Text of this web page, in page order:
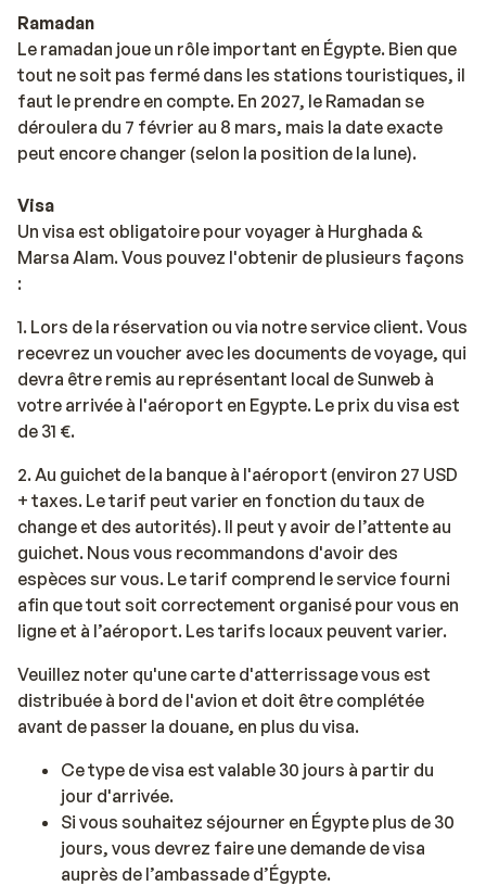
Ramadan
Le ramadan joue un rôle important en Égypte. Bien que
tout ne soit pas fermé dans les stations touristiques, il
faut le prendre en compte. En 2027, le Ramadan se
déroulera du 7 février au 8 mars, mais la date exacte
peut encore changer (selon la position de la lune).
Visa
Un visa est obligatoire pour voyager à Hurghada &
Marsa Alam. Vous pouvez l'obtenir de plusieurs façons
:
1. Lors de la réservation ou via notre service client. Vous
recevrez un voucher avec les documents de voyage, qui
devra être remis au représentant local de Sunweb à
votre arrivée à l'aéroport en Egypte. Le prix du visa est
de 31 €.
2. Au guichet de la banque à l'aéroport (environ 27 USD
+ taxes. Le tarif peut varier en fonction du taux de
change et des autorités). Il peut y avoir de l’attente au
guichet. Nous vous recommandons d'avoir des
espèces sur vous. Le tarif comprend le service fourni
afin que tout soit correctement organisé pour vous en
ligne et à l’aéroport. Les tarifs locaux peuvent varier.
Veuillez noter qu'une carte d'atterrissage vous est
distribuée à bord de l'avion et doit être complétée
avant de passer la douane, en plus du visa.
Ce type de visa est valable 30 jours à partir du
jour d'arrivée.
Si vous souhaitez séjourner en Égypte plus de 30
jours, vous devrez faire une demande de visa
auprès de l’ambassade d’Égypte.